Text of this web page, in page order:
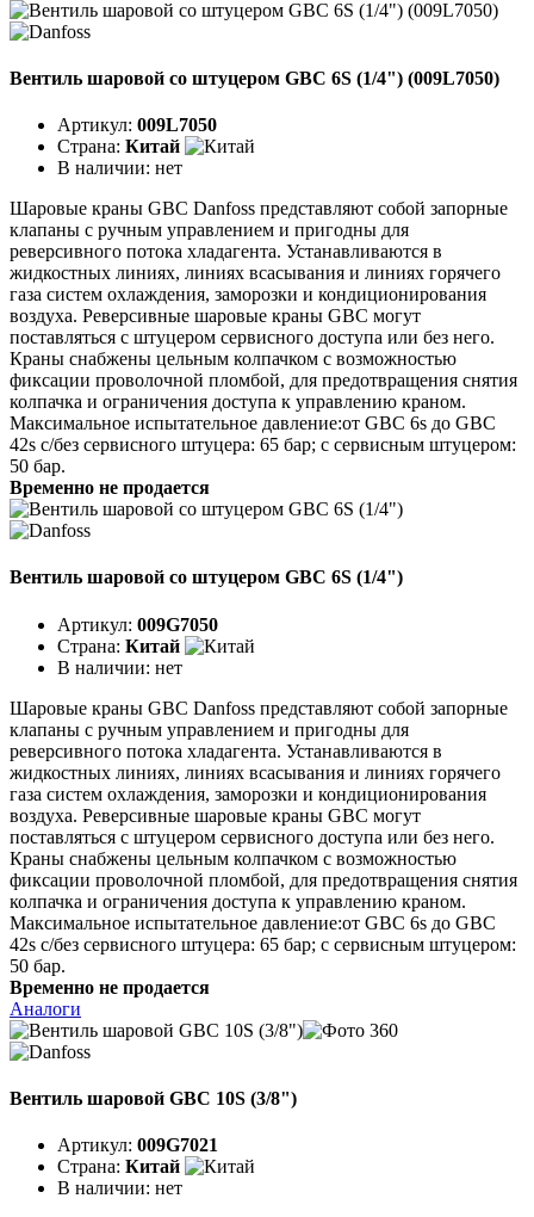
Вентиль шаровой со штуцером GBC 6S (1/4") (009L7050)
Артикул: 009L7050
Страна: Китай
В наличии: нет
Шаровые краны GBC Danfoss представляют собой запорные
клапаны с ручным управлением и пригодны для
реверсивного потока хладагента. Устанавливаются в
жидкостных линиях, линиях всасывания и линиях горячего
газа систем охлаждения, заморозки и кондиционирования
воздуха. Реверсивные шаровые краны GBC могут
поставляться с штуцером сервисного доступа или без него.
Краны снабжены цельным колпачком с возможностью
фиксации проволочной пломбой, для предотвращения снятия
колпачка и ограничения доступа к управлению краном.
Максимальное испытательное давление:от GBC 6s до GBC
42s с/без сервисного штуцера: 65 бар; с сервисным штуцером:
50 бар.
Временно не продается
Вентиль шаровой со штуцером GBC 6S (1/4")
Артикул: 009G7050
Страна: Китай
В наличии: нет
Шаровые краны GBC Danfoss представляют собой запорные
клапаны с ручным управлением и пригодны для
реверсивного потока хладагента. Устанавливаются в
жидкостных линиях, линиях всасывания и линиях горячего
газа систем охлаждения, заморозки и кондиционирования
воздуха. Реверсивные шаровые краны GBC могут
поставляться с штуцером сервисного доступа или без него.
Краны снабжены цельным колпачком с возможностью
фиксации проволочной пломбой, для предотвращения снятия
колпачка и ограничения доступа к управлению краном.
Максимальное испытательное давление:от GBC 6s до GBC
42s с/без сервисного штуцера: 65 бар; с сервисным штуцером:
50 бар.
Временно не продается
Аналоги
Вентиль шаровой GBC 10S (3/8")
Артикул: 009G7021
Страна: Китай
В наличии: нет